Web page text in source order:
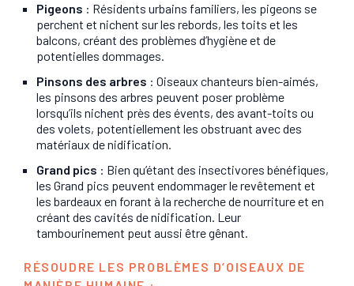
Pigeons : Résidents urbains familiers, les pigeons se
perchent et nichent sur les rebords, les toits et les
balcons, créant des problèmes d’hygiène et de
potentielles dommages.
Pinsons des arbres : Oiseaux chanteurs bien-aimés,
les pinsons des arbres peuvent poser problème
lorsqu’ils nichent près des évents, des avant-toits ou
des volets, potentiellement les obstruant avec des
matériaux de nidification.
Grand pics : Bien qu’étant des insectivores bénéfiques,
les Grand pics peuvent endommager le revêtement et
les bardeaux en forant à la recherche de nourriture et en
créant des cavités de nidification. Leur
tambourinement peut aussi être gênant.
RÉSOUDRE LES PROBLÈMES D’OISEAUX DE